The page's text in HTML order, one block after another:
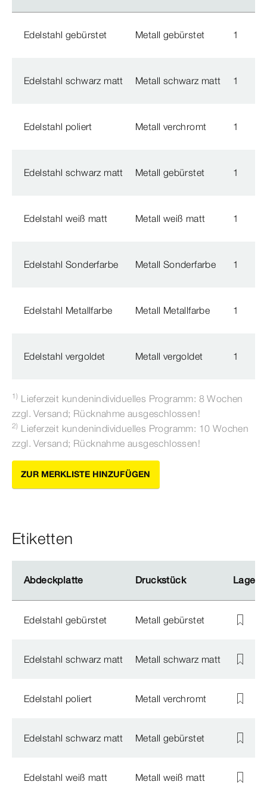
Edelstahl gebürstet Metall gebürstet 1
Edelstahl schwarz matt Metall schwarz matt 1
Edelstahl poliert Metall verchromt 1
Edelstahl schwarz matt Metall gebürstet 1
Edelstahl weiß matt Metall weiß matt 1
Edelstahl Sonderfarbe Metall Sonderfarbe 1
Edelstahl Metallfarbe Metall Metallfarbe 1
Edelstahl vergoldet Metall vergoldet 1
1) Lieferzeit kundenindividuelles Programm: 8 Wochen
zzgl. Versand; Rücknahme ausgeschlossen!
2) Lieferzeit kundenindividuelles Programm: 10 Wochen
zzgl. Versand; Rücknahme ausgeschlossen!
ZUR MERKLISTE HINZUFÜGEN
Etiketten
Abdeckplatte Druckstück
Abdeckplatte Druckstück
Edelstahl gebürstet Metall gebürstet
Edelstahl schwarz matt Metall schwarz matt
Edelstahl poliert Metall verchromt
Edelstahl schwarz matt Metall gebürstet
Edelstahl weiß matt Metall weiß matt